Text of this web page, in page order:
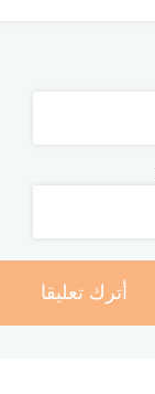
أترك تعليقا